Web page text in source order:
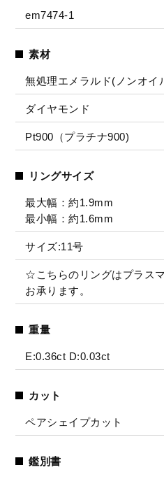
em7474-1
素材
無処理エメラルド(ノンオイ
ダイヤモンド
Pt900（プラチナ900)
リングサイズ
最大幅：約1.9mm
最小幅：約1.6mm
サイズ:11号
☆こちらのリングはプラス
お承ります。
重量
E:0.36ct D:0.03ct
カット
ペアシェイプカット
鑑別書